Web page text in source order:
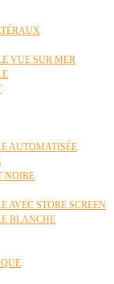
VUE SUR MER
AUTOMATISÉE
NOIRE
AVEC STORE SCREEN
BLANCHE